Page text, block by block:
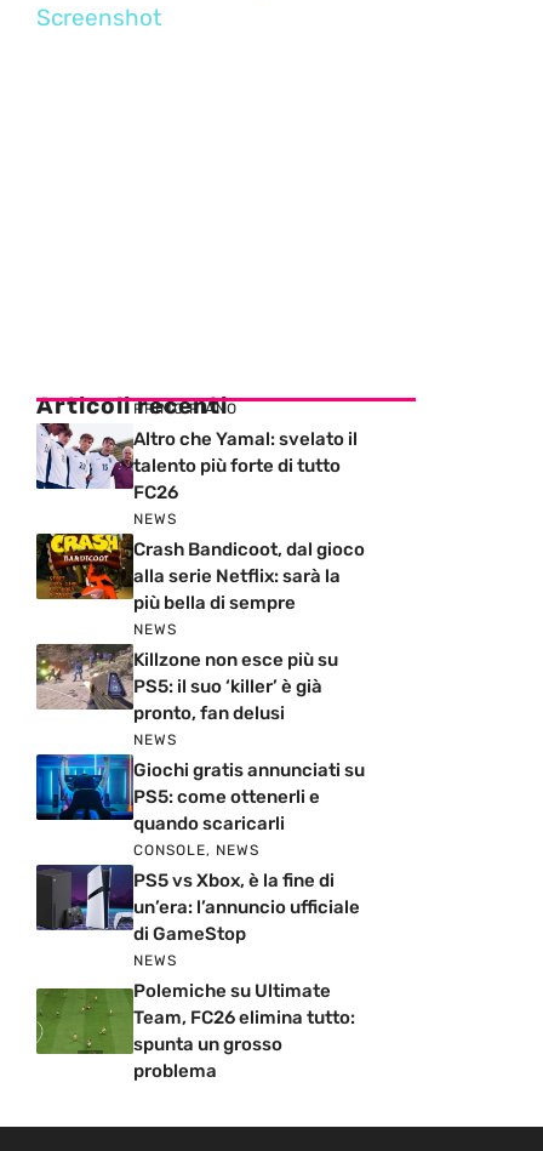
Screenshot
Articoli recenti
PRIMO PIANO
Altro che Yamal: svelato il
talento più forte di tutto
FC26
NEWS
Crash Bandicoot, dal gioco
alla serie Netflix: sarà la
più bella di sempre
NEWS
Killzone non esce più su
PS5: il suo ‘killer’ è già
pronto, fan delusi
NEWS
Giochi gratis annunciati su
PS5: come ottenerli e
quando scaricarli
CONSOLE, NEWS
PS5 vs Xbox, è la fine di
un’era: l’annuncio ufficiale
di GameStop
NEWS
Polemiche su Ultimate
Team, FC26 elimina tutto:
spunta un grosso
problema